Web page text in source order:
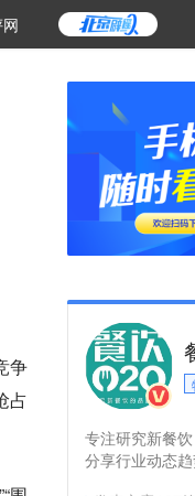
争
占
专注研究新餐
分享行业动态